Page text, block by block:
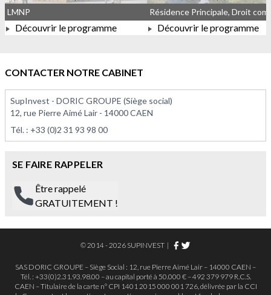
À PARTIR DE 375 000,00 €
LMNP
Découvrir le programme Découvrir le programme
CONTACTER NOTRE CABINET
SupInvest - DORIC GROUPE (Siège social)
12, rue Pierre Aimé Lair - 14000 CAEN
Tél. : +33 (0)2 31 93 98 00
SE FAIRE RAPPELER
Être rappelé
GRATUITEMENT !
© 2014 - 2026 SUPINVEST |
SAS DORIC GROUPE – Siège Social : 12, rue Pierre Aimé Lair – 14000 CAEN –
Tél. : +33(0)2.31.93.98.00 – au capital porté à 50.000 € – 492 379 979 R.C.S.
CAEN – Titulaire de la carte n° CPI 1401 2015 000 001 726, délivrée par la CCI